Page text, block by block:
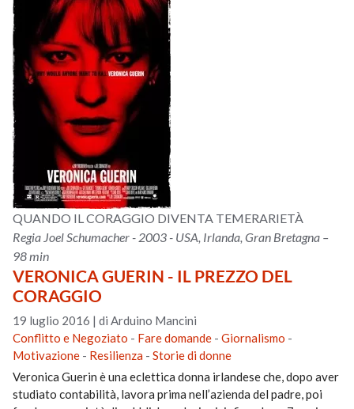
QUANDO IL CORAGGIO DIVENTA TEMERARIETÀ
Regia Joel Schumacher - 2003 - USA, Irlanda, Gran Bretagna –
98 min
VERONICA GUERIN - IL PREZZO DEL
CORAGGIO
19 luglio 2016 |di Arduino Mancini
Conflitto e Negoziato - Fare domande -Giornalismo -
Motivazione - Resilienza -Storie di donne
Veronica Guerin è una eclettica donna irlandese che, dopo aver
studiato contabilità, lavora prima nell’azienda del padre, poi